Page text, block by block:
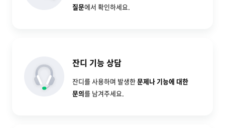
질문에서 확인하세요.
잔디 기능 상담
잔디를 사용하며 발생한문제나 기능에 대한
문의를 남겨주세요.